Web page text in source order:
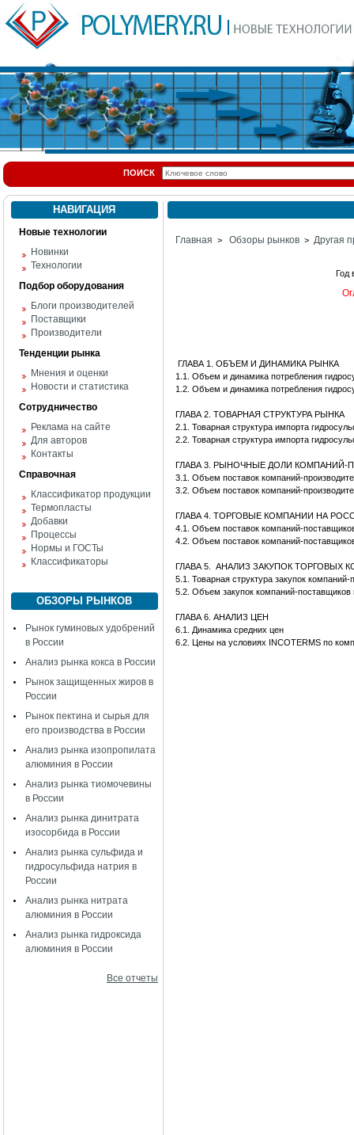
ПОИСК
НАВИГАЦИЯ
Новые технологии
Новинки
Технологии
Подбор оборудования
Блоги производителей
Поставщики
Производители
Тенденции рынка
Мнения и оценки
Новости и статистика
Сотрудничество
Реклама на сайте
Для авторов
Контакты
Справочная
Классификатор продукции
Термопласты
Добавки
Процессы
Нормы и ГОСТы
Классификаторы
ОБЗОРЫ РЫНКОВ
Рынок гуминовых удобрений
в России
Анализ рынка кокса в России
Рынок защищенных жиров в
России
Рынок пектина и сырья для
его производства в России
Анализ рынка изопропилата
алюминия в России
Анализ рынка тиомочевины
в России
Анализ рынка динитрата
изосорбида в России
Анализ рынка сульфида и
гидросульфида натрия в
России
Анализ рынка нитрата
алюминия в России
Анализ рынка гидроксида
алюминия в России
Все отчеты
Главная > Обзоры рынков > Другая
Год
ГЛАВА 1. ОБЪЕМ И ДИНАМИКА РЫНКА
1.1. Объем и динамика потребления
1.2. Объем и динамика потребления
ГЛАВА 2. ТОВАРНАЯ СТРУКТУРА РЫНКА
2.1. Товарная структура импорта
2.2. Товарная структура импорта
ГЛАВА 3. РЫНОЧНЫЕ ДОЛИ КОМПАНИЙ-
3.1. Объем поставок компаний-
3.2. Объем поставок компаний-
ГЛАВА 4. ТОРГОВЫЕ КОМПАНИИ НА
4.1. Объем поставок компаний-
4.2. Объем поставок компаний-
ГЛАВА 5. АНАЛИЗ ЗАКУПОК ТОРГОВЫХ
5.1. Товарная структура закупок
5.2. Объем закупок компаний-поставщиков
ГЛАВА 6. АНАЛИЗ ЦЕН
6.1. Динамика средних цен
6.2. Цены на условиях INCOTERMS по